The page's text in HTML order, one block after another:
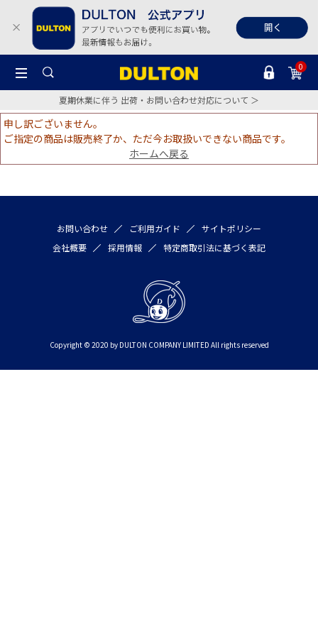
0
夏期休業に伴う 出荷・お問い合わせ対応について ＞
申し訳ございません。
ご指定の商品は販売終了か、ただ今お取扱いできない商品です。
ホームへ戻る
お問い合わせ ご利用ガイド
サイトポリシー
会社概要
採用情報 特定商取引法に基づく表記
Copyright © 2020 by DULTON COMPANY LIMITED All rights reserved